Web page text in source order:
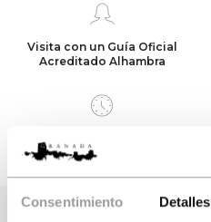
Consentimiento Detalles
Visita con un Guía Oficial
Acreditado Alhambra
horas de duración